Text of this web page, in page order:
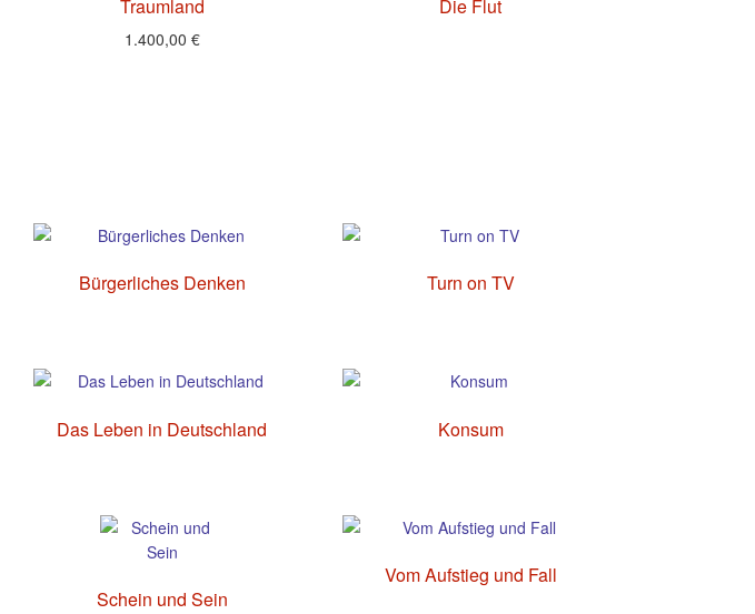
Traumland
1.400,00 €
Die Flut
Bürgerliches Denken Turn on TV
Das Leben in Deutschland Konsum
Schein und Sein
Vom Aufstieg und Fall